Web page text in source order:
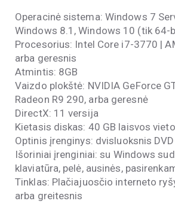
Operacinė sistema: Windows 7
Windows 8.1, Windows 10 (tik 64-
Procesorius: Intel Core i7-3770 |
arba geresnis
Atmintis: 8GB
Vaizdo plokštė: NVIDIA GeForce
Radeon R9 290, arba geresnė
DirectX: 11 versija
Kietasis diskas: 40 GB laisvos
Optinis įrenginys: dvisluoksnis
Išoriniai įrenginiai:su Windows
klaviatūra, pelė, ausinės,
Tinklas: Plačiajuosčio interneto
arba greitesnis